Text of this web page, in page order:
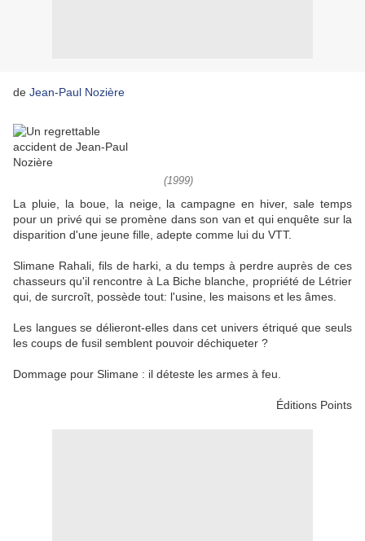
de Jean-Paul Nozière
(1999)
La pluie, la boue, la neige, la campagne en hiver, sale temps
pour un privé qui se promène dans son van et qui enquête sur la
disparition d'une jeune fille, adepte comme lui du VTT.
Slimane Rahali, fils de harki, a du temps à perdre auprès de ces
chasseurs qu'il rencontre à La Biche blanche, propriété de Létrier
qui, de surcroît, possède tout: l'usine, les maisons et les âmes.
Les langues se délieront-elles dans cet univers étriqué que seuls
les coups de fusil semblent pouvoir déchiqueter ?
Dommage pour Slimane : il déteste les armes à feu.
Éditions Points